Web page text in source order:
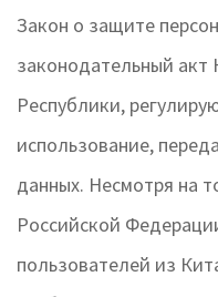
Закон о защите
законодательный
Республики,
использование,
данных. Несмотря на
Российской
пользователей из